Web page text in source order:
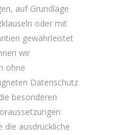
auf Grundlage
oder mit
gewährleistet
wir
ohne
Datenschutz
besonderen
die ausdrückliche